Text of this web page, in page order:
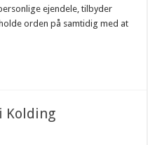
ejendele, tilbyder
orden på samtidig med at
Kolding